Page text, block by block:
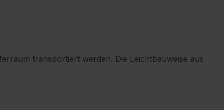
transportiert werden. Die Leichtbauweise aus